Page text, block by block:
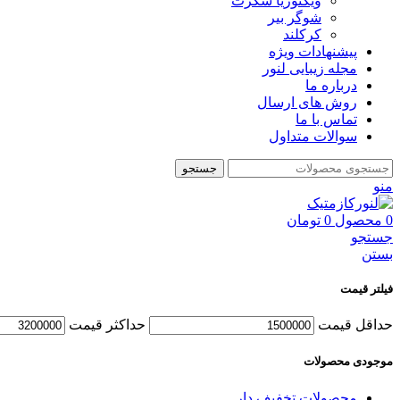
شوگر بير
کرکلند
پیشنهادات ویژه
مجله زیبایی لنور
درباره ما
روش های ارسال
تماس با ما
سوالات متداول
جستجو
منو
0 محصول 0 تومان
جستجو
بستن
فیلتر قیمت
حداقل قیمت حداكثر قيمت
موجودی محصولات